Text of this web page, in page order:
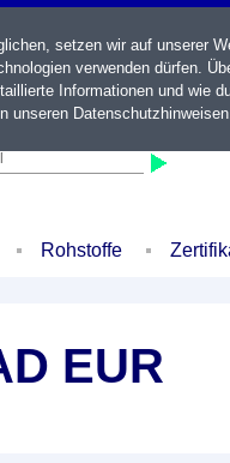
Rohstoffe
EUR
setzen wir auf unserer
verwenden dürfen.
Informationen und wie
unseren Datenschutzhinweisen